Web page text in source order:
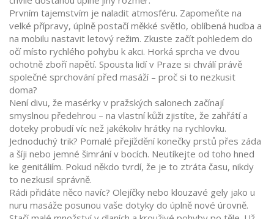
Prvním tajemstvím je naladit atmosféru. Zapomeňte na
velké přípravy, úplně postačí měkké světlo, oblíbená hudba a
na mobilu nastavit letový režim. Zkuste začít pohledem do
očí místo rychlého pohybu k akci. Horká sprcha ve dvou
ochotně zboří napětí. Spousta lidí v Praze si chválí právě
společné sprchování před masáží – proč si to nezkusit
doma?
Není divu, že masérky v pražských salonech začínají
smyslnou předehrou – na vlastní kůži zjistíte, že zahřátí a
doteky probudí víc než jakékoliv hrátky na rychlovku.
Jednoduchý trik? Pomalé přejíždění konečky prstů přes záda
a šíji nebo jemné šimrání v bocích. Neutíkejte od toho hned
ke genitáliím. Pokud někdo tvrdí, že je to ztráta času, nikdy
to nezkusil správně.
Rádi přidáte něco navíc? Olejíčky nebo klouzavé gely jako u
nuru masáže posunou vaše dotyky do úplně nové úrovně.